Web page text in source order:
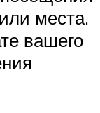
места.
вашего